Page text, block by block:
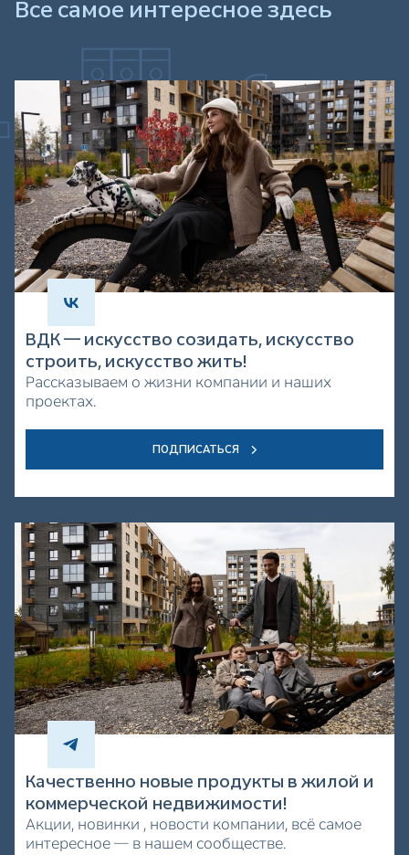
Все самое интересное здесь
ВДК — искусство созидать, искусство
строить, искусство жить!
Рассказываем о жизни компании и наших
проектах.
ПОДПИСАТЬСЯ
Качественно новые продукты в жилой и
коммерческой недвижимости!
Акции, новинки , новости компании, всё самое
интересное — в нашем сообществе.